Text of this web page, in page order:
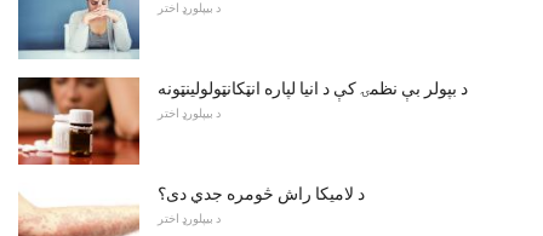
د بیپلورډ اختر
د بپولر بې نظمۍ کې د انیا لپاره انټکانټولولینټونه
د بیپلورډ اختر
د لامیکا راش څومره جدي دی؟
د بیپلورډ اختر